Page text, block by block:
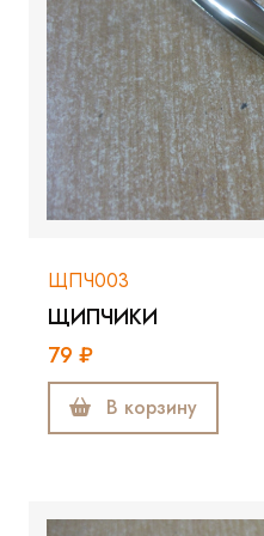
ЩПЧ003
ЩИПЧИКИ
79 ₽
В корзину